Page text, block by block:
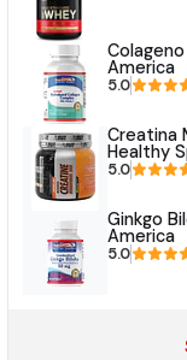
America
5.0
Creatina
Healthy
5.0
Ginkgo
America
5.0